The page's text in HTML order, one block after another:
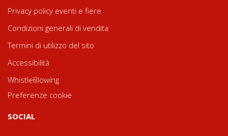
Privacy policy eventi e fiere
Condizioni generali di vendita
Termini di utilizzo del sito
Accessibilità
WhistleBlowing
Preferenze cookie
SOCIAL